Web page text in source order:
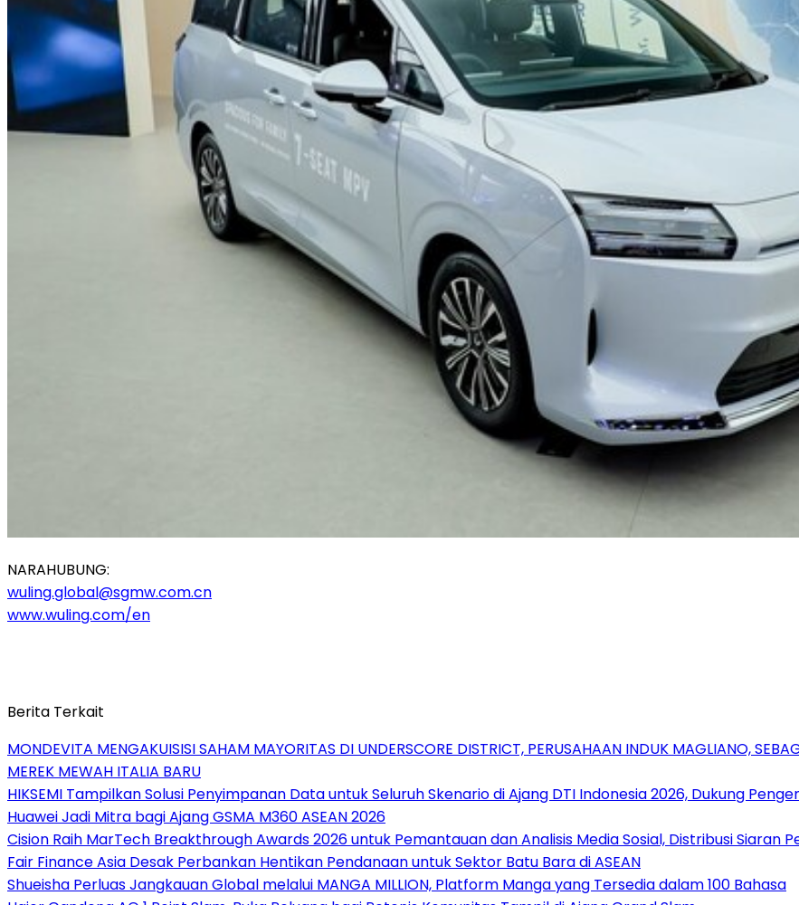
NARAHUBUNG:
wuling.global@sgmw.com.cn
www.wuling.com/en
Berita Terkait
MONDEVITA MENGAKUISISI SAHAM MAYORITAS DI UNDERSCORE DISTRICT, PERUSAHAAN INDUK MAGLIANO,
MEREK MEWAH ITALIA BARU
HIKSEMI Tampilkan Solusi Penyimpanan Data untuk Seluruh Skenario di Ajang DTI Indonesia 2026, Dukung
Huawei Jadi Mitra bagi Ajang GSMA M360 ASEAN 2026
Cision Raih MarTech Breakthrough Awards 2026 untuk Pemantauan dan Analisis Media Sosial, Distribusi Siaran
Fair Finance Asia Desak Perbankan Hentikan Pendanaan untuk Sektor Batu Bara di ASEAN
Shueisha Perluas Jangkauan Global melalui MANGA MILLION, Platform Manga yang Tersedia dalam 100 Bahasa